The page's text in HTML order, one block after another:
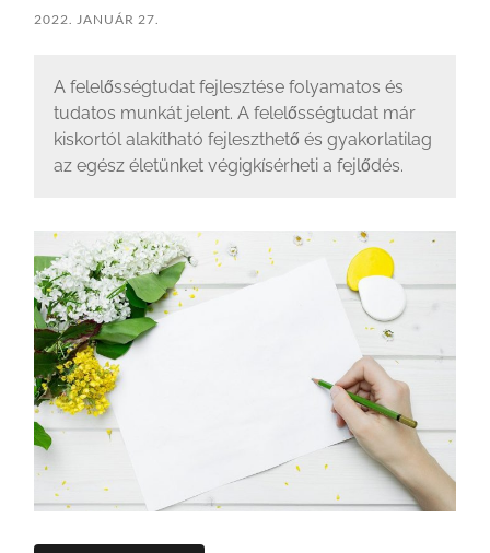
2022. JANUÁR 27.
A felelősségtudat fejlesztése folyamatos és
tudatos munkát jelent. A felelősségtudat már
kiskortól alakítható fejleszthető és gyakorlatilag
az egész életünket végigkísérheti a fejlődés.